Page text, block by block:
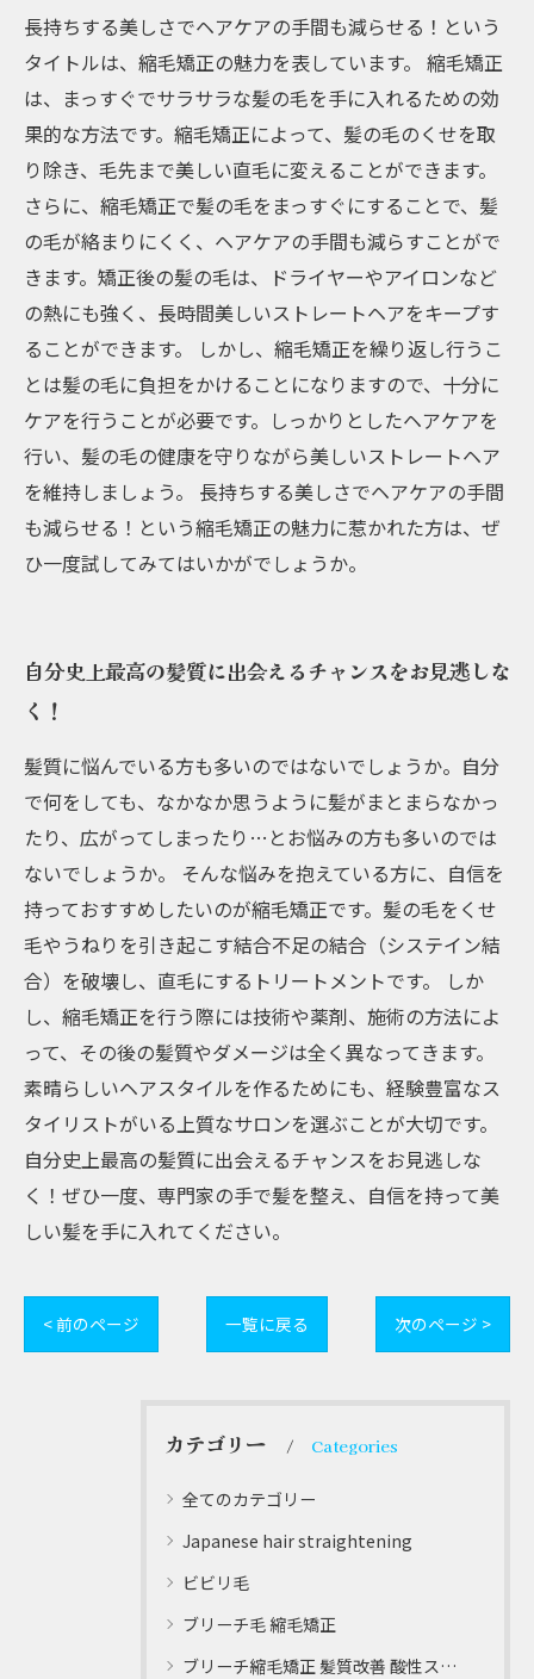
長持ちする美しさでヘアケアの手間も減らせる！という
タイトルは、縮毛矯正の魅力を表しています。 縮毛矯正
は、まっすぐでサラサラな髪の毛を手に入れるための効
果的な方法です。縮毛矯正によって、髪の毛のくせを取
り除き、毛先まで美しい直毛に変えることができます。
さらに、縮毛矯正で髪の毛をまっすぐにすることで、髪
の毛が絡まりにくく、ヘアケアの手間も減らすことがで
きます。矯正後の髪の毛は、ドライヤーやアイロンなど
の熱にも強く、長時間美しいストレートヘアをキープす
ることができます。 しかし、縮毛矯正を繰り返し行うこ
とは髪の毛に負担をかけることになりますので、十分に
ケアを行うことが必要です。しっかりとしたヘアケアを
行い、髪の毛の健康を守りながら美しいストレートヘア
を維持しましょう。 長持ちする美しさでヘアケアの手間
も減らせる！という縮毛矯正の魅力に惹かれた方は、ぜ
ひ一度試してみてはいかがでしょうか。
自分史上最高の髪質に出会えるチャンスをお見逃しな
く！
髪質に悩んでいる方も多いのではないでしょうか。自分
で何をしても、なかなか思うように髪がまとまらなかっ
たり、広がってしまったり…とお悩みの方も多いのでは
ないでしょうか。 そんな悩みを抱えている方に、自信を
持っておすすめしたいのが縮毛矯正です。髪の毛をくせ
毛やうねりを引き起こす結合不足の結合（システイン結
合）を破壊し、直毛にするトリートメントです。 しか
し、縮毛矯正を行う際には技術や薬剤、施術の方法によ
って、その後の髪質やダメージは全く異なってきます。
素晴らしいヘアスタイルを作るためにも、経験豊富なス
タイリストがいる上質なサロンを選ぶことが大切です。
自分史上最高の髪質に出会えるチャンスをお見逃しな
く！ぜひ一度、専門家の手で髪を整え、自信を持って美
しい髪を手に入れてください。
< 前のページ 一覧に戻る 次のページ >
カテゴリー Categories
全てのカテゴリー
Japanese hair straightening
ビビリ毛
ブリーチ毛 縮毛矯正
ブリーチ縮毛矯正 髪質改善 酸性ストレート